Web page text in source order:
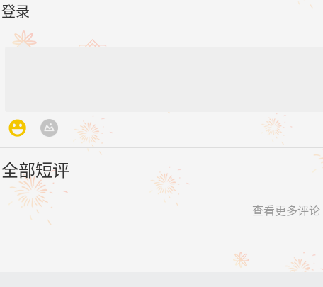
登录
全部短评
查看更多评论